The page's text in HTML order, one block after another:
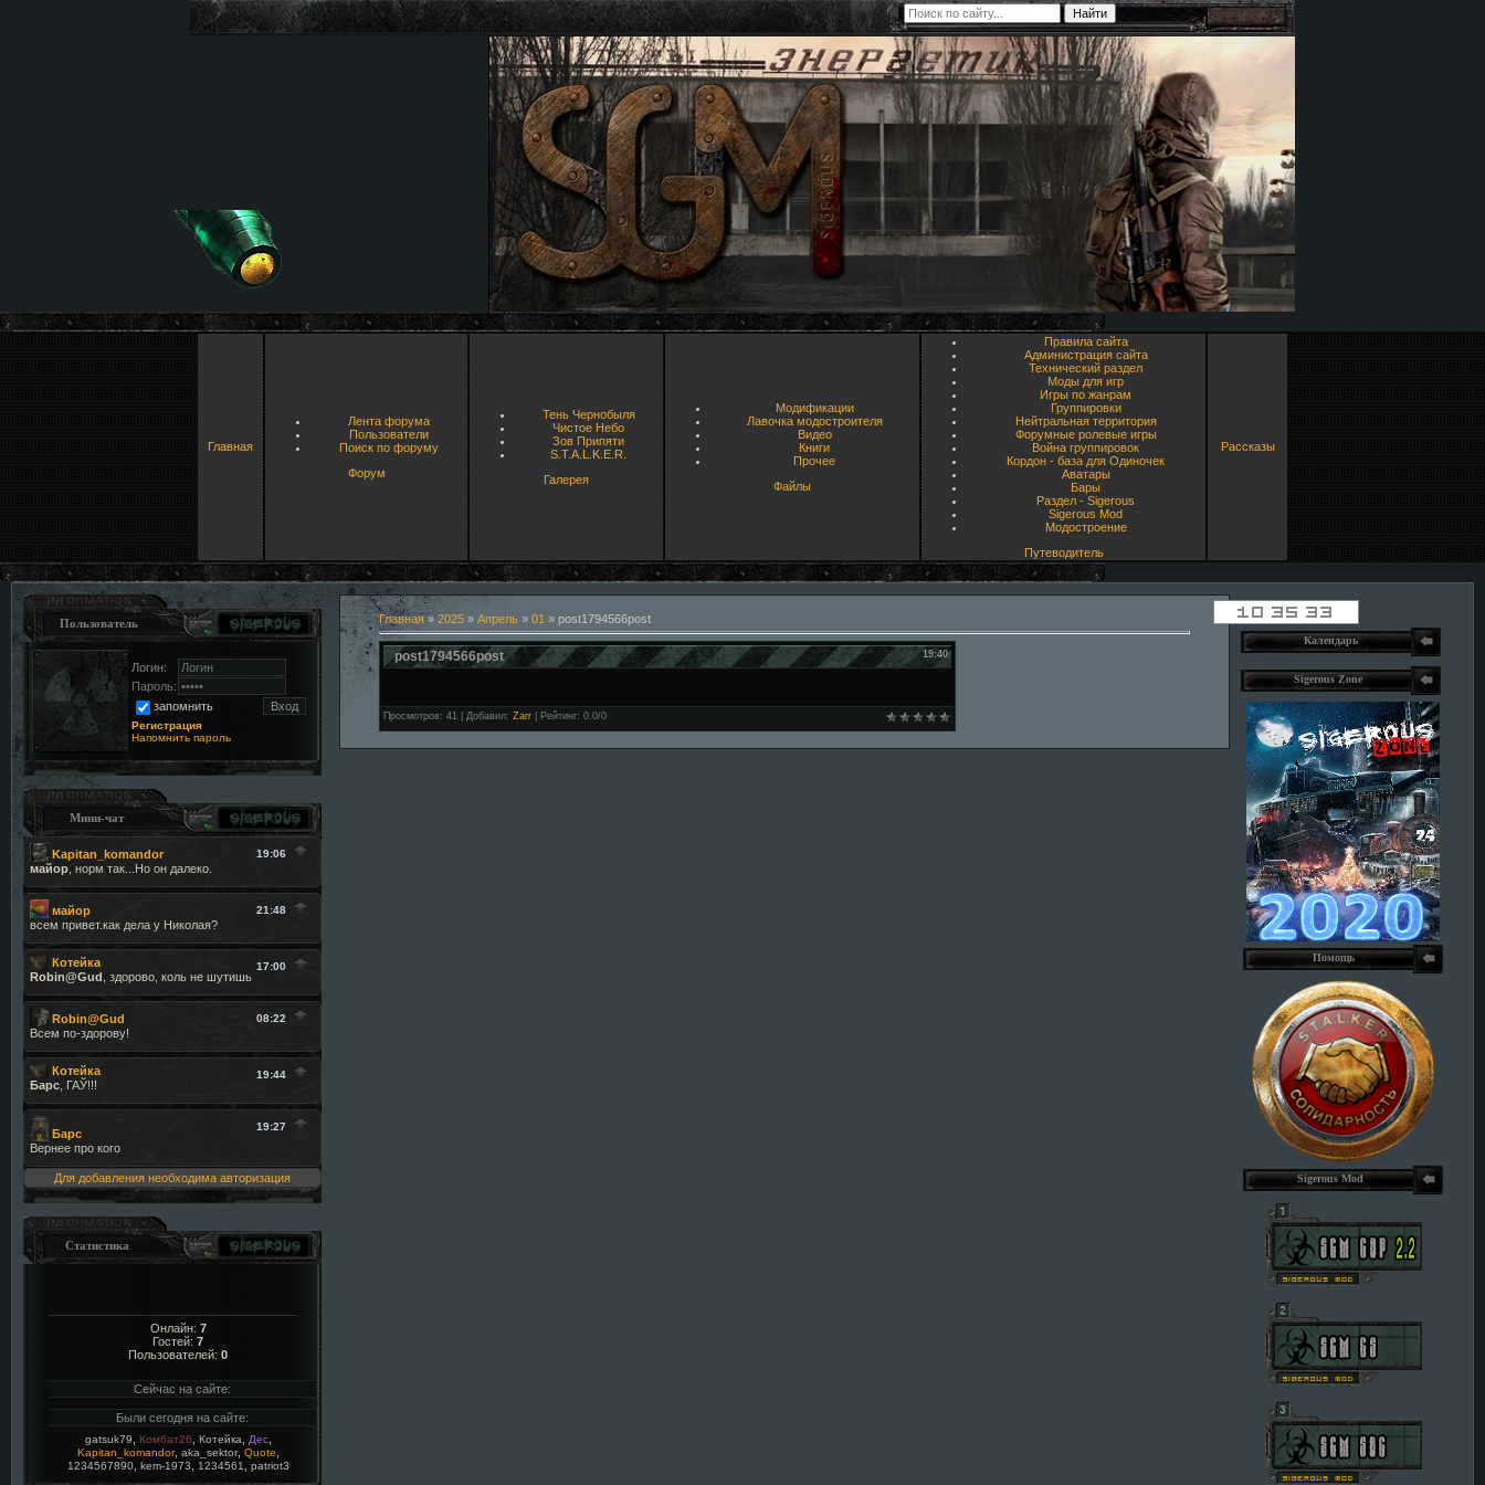
Главная
Лента форума
Пользователи
Поиск по форуму
Форум
Тень Чернобыля
Чистое Небо
Зов Припяти
S.T.A.L.K.E.R.
Галерея
Модификации
Лавочка модостроителя
Видео
Книги
Прочее
Файлы
Правила сайта
Администрация сайта
Технический раздел
Моды для игр
Игры по жанрам
Группировки
Нейтральная территория
Форумные ролевые игры
Война группировок
Кордон - база для Одиночек
Аватары
Бары
Раздел - Sigerous
Sigerous Mod
Модостроение
Путеводитель
Рассказы
Пользователь
Логин:
Пароль:
запомнить
Регистрация
Напомнить пароль
Мини-чат
Для добавления необходима авторизация
Статистика
Онлайн: 7
Гостей: 7
Пользователей: 0
Сейчас на сайте:
Были сегодня на сайте:
gatsuk79 Комбат26 Котейка Дес,
Kapitan_komandor, aka_sektor, Quote
1234567890, kem-1973 1234561 patriot3
Главная» 2025 » Апрель » 01 » post1794566post
19:40
post1794566post
Просмотров: 41 Добавил: Zarr Рейтинг: 0.0/0
Календарь
Sigerous Zone
Помощь
Sigerous Mod